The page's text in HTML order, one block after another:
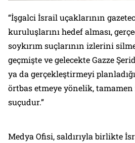
“İşgalci İsrail uçaklarının
kuruluşlarını hedef alması,
soykırım suçlarının izlerini
geçmişte ve gelecekte Gazze
ya da gerçekleştirmeyi
örtbas etmeye yönelik,
suçudur.”
Medya Ofisi, saldırıyla birlikte